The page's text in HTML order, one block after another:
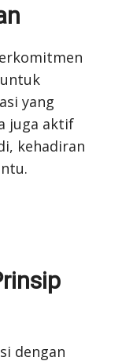
yang
juga aktif
kehadiran
dengan